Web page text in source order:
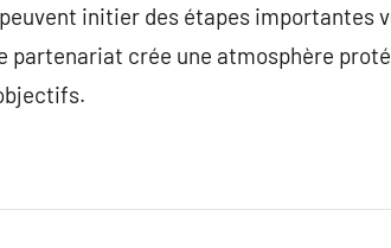
initier des étapes importantes
crée une atmosphère